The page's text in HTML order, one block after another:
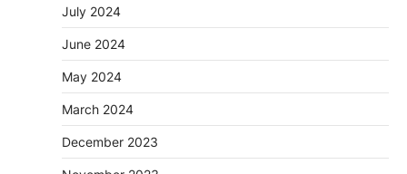
July 2024
June 2024
May 2024
March 2024
December 2023